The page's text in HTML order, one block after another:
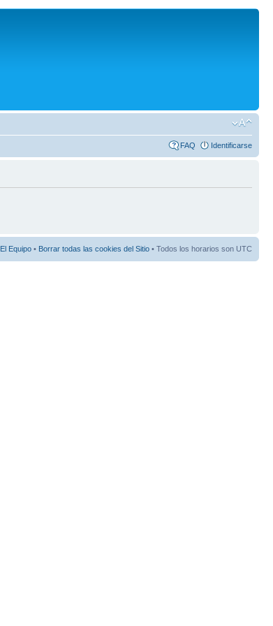
FAQ Identificarse
El Equipo • Borrar todas las cookies del Sitio • Todos los horarios son UTC